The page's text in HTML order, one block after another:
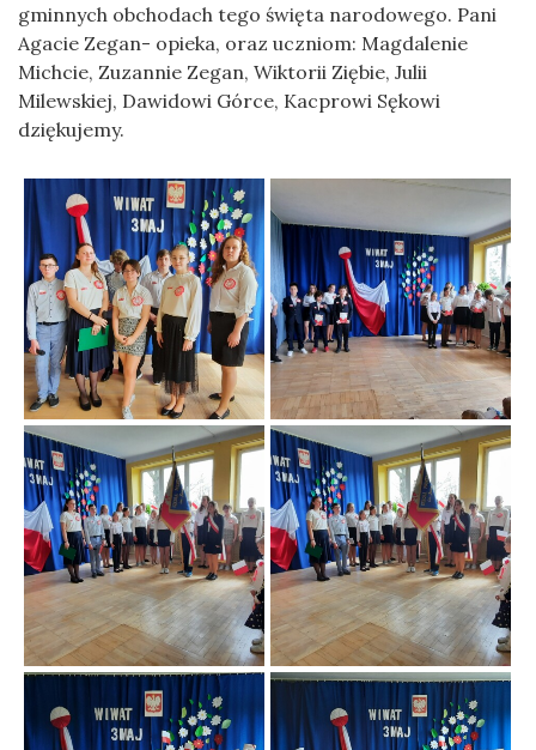
gminnych obchodach tego święta narodowego. Pani
Agacie Zegan- opieka, oraz uczniom: Magdalenie
Michcie, Zuzannie Zegan, Wiktorii Ziębie, Julii
Milewskiej, Dawidowi Górce, Kacprowi Sękowi
dziękujemy.